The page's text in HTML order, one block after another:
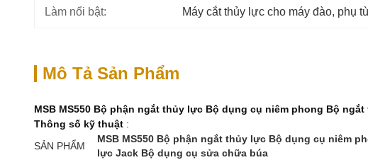
Làm nổi bật: Máy cắt thủy lực cho máy đào, phụ
Mô Tả Sản Phẩm
MSB MS550 Bộ phận ngắt thủy lực Bộ dụng cụ niêm phong Bộ
Thông số kỹ thuật :
SẢN PHẨM
MSB MS550 Bộ phận ngắt thủy lực Bộ dụng cụ niêm
lực Jack Bộ dụng cụ sửa chữa búa